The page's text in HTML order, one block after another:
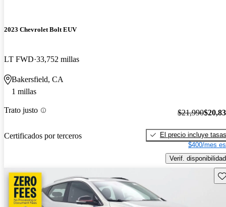
2023 Chevrolet Bolt EUV
LT FWD 33,752 millas
Bakersfield, CA
1 millas
Trato justo
Certificados por terceros
$21,990
El precio incluye tasas
$400/mes
Verif. disponibilidad